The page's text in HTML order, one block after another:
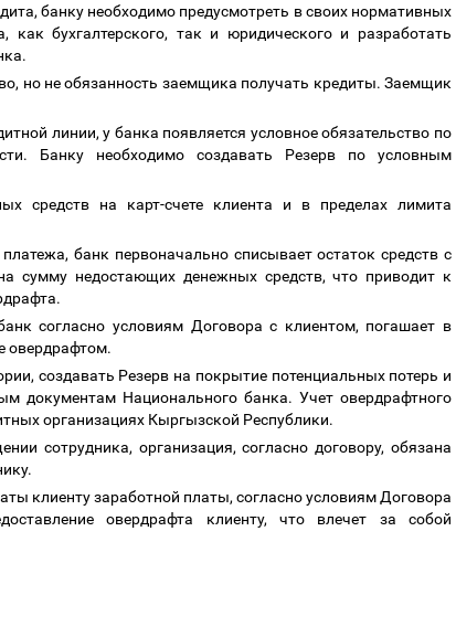
банку необходимо предусмотреть в своих нормативных
как бухгалтерского, так и юридического и разработать
но не обязанность заемщика получать кредиты. Заемщик
линии, у банка появляется условное обязательство по
Банку необходимо создавать Резерв по условным
средств на карт-счете клиента и в пределах лимита
банк первоначально списывает остаток средств с
сумму недостающих денежных средств, что приводит к
согласно условиям Договора с клиентом, погашает в
овердрафтом.
создавать Резерв на покрытие потенциальных потерь и
документам Национального банка. Учет овердрафтного
организациях Кыргызской Республики.
сотрудника, организация, согласно договору, обязана
клиенту заработной платы, согласно условиям Договора
овердрафта клиенту, что влечет за собой